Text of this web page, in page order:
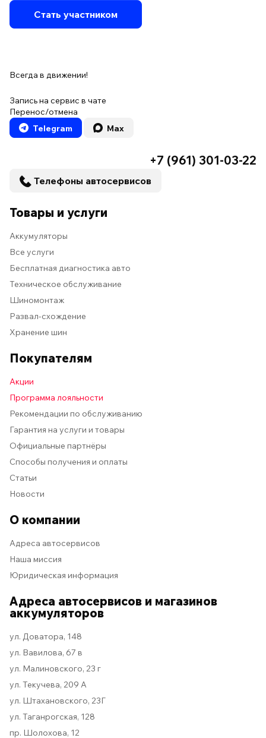
Стать участником
Всегда в движении!
Запись на сервис в чате
Перенос/отмена
Telegram
Max
+7 (961) 301-03-22
Телефоны автосервисов
Товары и услуги
Аккумуляторы
Все услуги
Бесплатная диагностика авто
Техническое обслуживание
Шиномонтаж
Развал-схождение
Хранение шин
Покупателям
Акции
Программа лояльности
Рекомендации по обслуживанию
Гарантия на услуги и товары
Официальные партнёры
Способы получения и оплаты
Статьи
Новости
О компании
Адреса автосервисов
Наша миссия
Юридическая информация
Адреса автосервисов и магазинов
аккумуляторов
ул. Доватора, 148
ул. Вавилова, 67 в
ул. Малиновского, 23 г
ул. Текучева, 209 А
ул. Штахановского, 23Г
ул. Таганрогская, 128
пр. Шолохова, 12